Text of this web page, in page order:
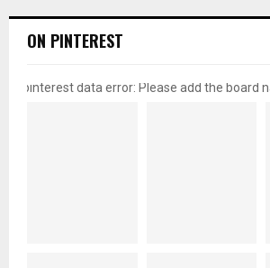
ON PINTEREST
pinterest data error: Please add the board